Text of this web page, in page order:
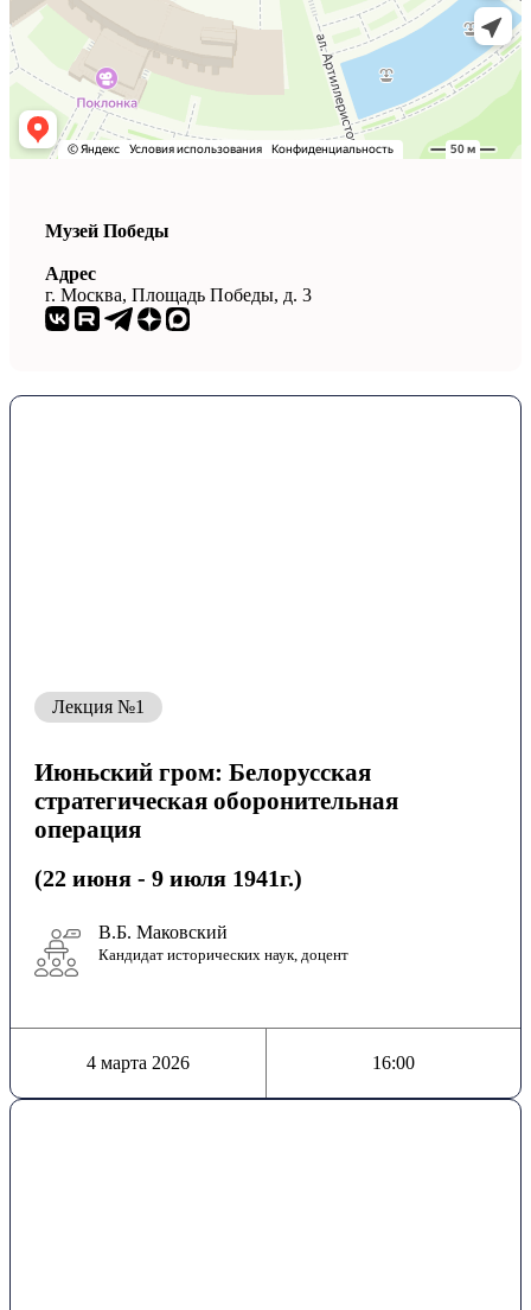
Музей Победы
Адрес
г. Москва, Площадь Победы, д. 3
Лекция №1
Июньский гром: Белорусская
стратегическая оборонительная
операция
(22 июня - 9 июля 1941г.)
В.Б. Маковский
Кандидат исторических наук, доцент
4 марта 2026 16:00